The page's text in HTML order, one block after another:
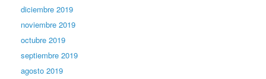
diciembre 2019
noviembre 2019
octubre 2019
septiembre 2019
agosto 2019